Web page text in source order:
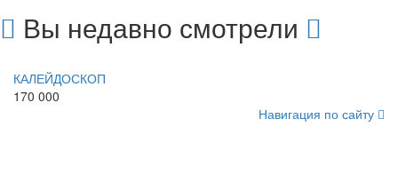
Вы недавно смотрели
КАЛЕЙДОСКОП
170 000
Навигация по сайту